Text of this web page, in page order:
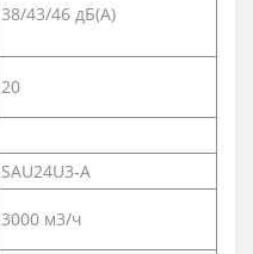
38/43/46 дБ(А)
20
SAU24U3-A
3000 м3/ч